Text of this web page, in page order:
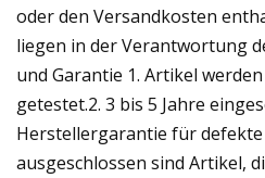
oder den Versandkosten
liegen in der Verantwortung
und Garantie 1. Artikel
getestet.2. 3 bis 5 Jahre
Herstellergarantie für
ausgeschlossen sind Artikel,